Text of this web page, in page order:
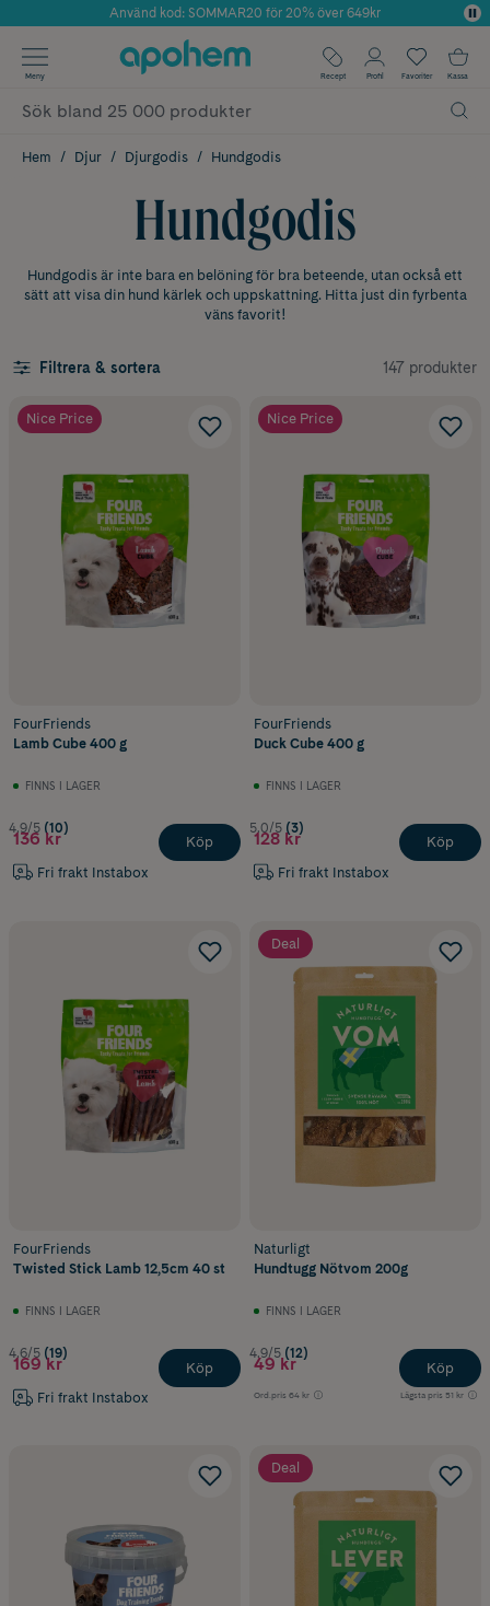
Årets Butik 2025 inom Skönhet
Använd kod: SOMMAR20 för 20% över 649kr
✓ Fri frakt
✓ Poäng på alla köp*
Meny Recept Profil Favoriter Kassa
Hem Djur Djurgodis Hundgodis
Hundgodis
Hundgodis är inte bara en belöning för bra beteende, utan också ett
sätt att visa din hund kärlek och uppskattning. Hitta just din fyrbenta
väns favorit!
Filtrera & sortera 147 produkter
Nice Price
FourFriends
Lamb Cube 400 g
FINNS I LAGER
4.9/5 (10)
136 kr
Fri frakt Instabox
Köp
Nice Price
FourFriends
Duck Cube 400 g
FINNS I LAGER
5.0/5 (3)
128 kr
Fri frakt Instabox
Köp
FourFriends
Twisted Stick Lamb 12,5cm 40 st
FINNS I LAGER
4.6/5 (19)
169 kr
Fri frakt Instabox
Köp
Deal
Naturligt
Hundtugg Nötvom 200g
FINNS I LAGER
4.9/5 (12)
49 kr
Ord.pris 64 kr Lägsta pris 51 kr
Köp
Deal